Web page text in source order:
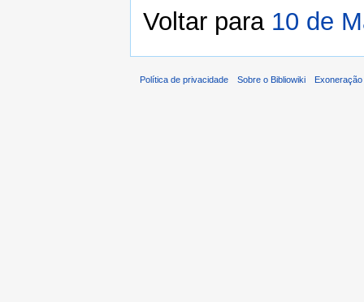
Voltar para 10 de
Política de privacidade Sobre o Bibliowiki